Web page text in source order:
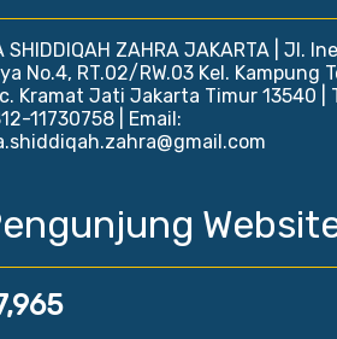
SHIDDIQAH ZAHRA JAKARTA | Jl.
No.4, RT.02/RW.03 Kel. Kampung
Kramat Jati Jakarta Timur 13540 |
11730758 | Email: